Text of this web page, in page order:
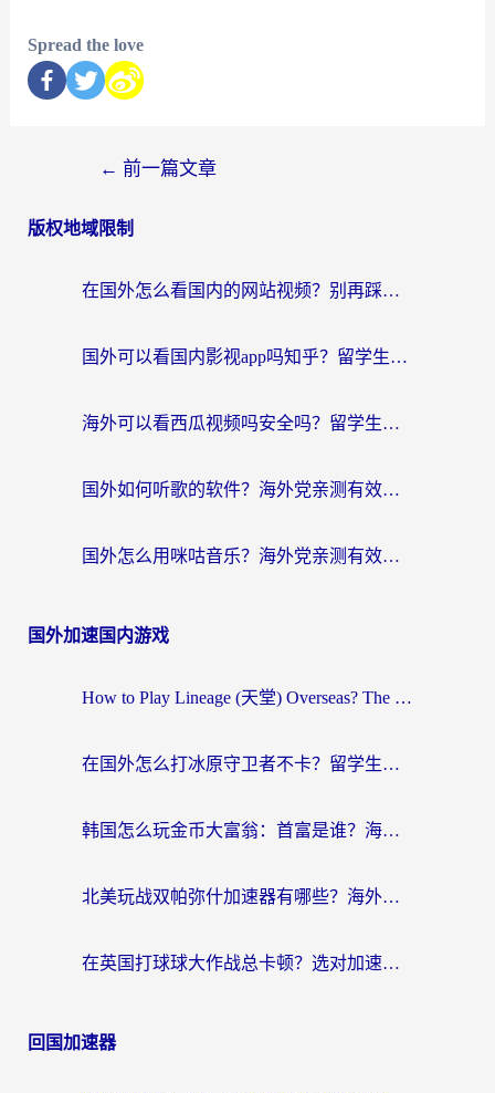
Spread the love
← 前一篇文章
版权地域限制
在国外怎么看国内的网站视频？别再踩坑！选对加速器秒回国内冲浪
国外可以看国内影视app吗知乎？留学生亲测有效的回国加速方案
海外可以看西瓜视频吗安全吗？留学生亲测：3步解决回国追剧难题，附靠谱加速器推荐
国外如何听歌的软件？海外党亲测有效的回国加速器指南
国外怎么用咪咕音乐？海外党亲测有效的听歌自由指南
国外加速国内游戏
How to Play Lineage (天堂) Overseas? The Ultimate Guide to Choosing the Best Chinese Server Game Accelerator (在国外打天堂加速器)
在国外怎么打冰原守卫者不卡？留学生亲测的国服游戏加速指南
韩国怎么玩金币大富翁：首富是谁？海外党国服游戏加速全攻略
北美玩战双帕弥什加速器有哪些？海外党亲测好用的国服加速指南
在英国打球球大作战总卡顿？选对加速器让你告别延迟（附实测攻略）
回国加速器